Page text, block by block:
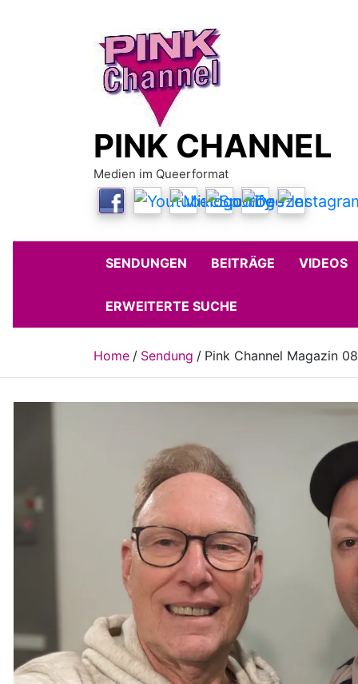
PINK CHANNEL
Medien im Queerformat
SENDUNGEN BEITRÄGE VIDEOS
ERWEITERTE SUCHE
Home Sendung Pink Channel Magazin